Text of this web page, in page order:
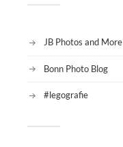
JB Photos and More
Bonn Photo Blog
#legografie